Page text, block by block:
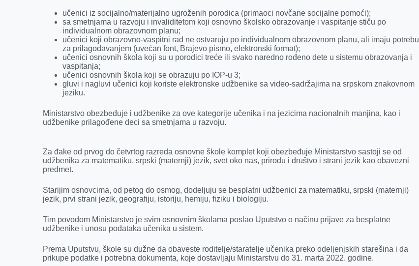
učenici iz socijalno/materijalno ugroženih porodica (primaoci novčane socijalne pomoći);
sa smetnjama u razvoju i invaliditetom koji osnovno školsko obrazovanje i vaspitanje stiču po
individualnom obrazovnom planu;
učenici koji obrazovno-vaspitni rad ne ostvaruju po individualnom obrazovnom planu, ali imaju potrebu
za prilagođavanjem (uvećan font, Brajevo pismo, elektronski format);
učenici osnovnih škola koji su u porodici treće ili svako naredno rođeno dete u sistemu obrazovanja i
vaspitanja;
učenici osnovnih škola koji se obrazuju po IOP-u 3;
gluvi i nagluvi učenici koji koriste elektronske udžbenike sa video-sadržajima na srpskom znakovnom
jeziku.
Ministarstvo obezbeđuje i udžbenike za ove kategorije učenika i na jezicima nacionalnih manjina, kao i
udžbenike prilagođene deci sa smetnjama u razvoju.
Za đake od prvog do četvrtog razreda osnovne škole komplet koji obezbeđuje Ministarstvo sastoji se od
udžbenika za matematiku, srpski (maternji) jezik, svet oko nas, prirodu i društvo i strani jezik kao obavezni
predmet.
Starijim osnovcima, od petog do osmog, dodeljuju se besplatni udžbenici za matematiku, srpski (maternji)
jezik, prvi strani jezik, geografiju, istoriju, hemiju, fiziku i biologiju.
Tim povodom Ministarstvo je svim osnovnim školama poslao Uputstvo o načinu prijave za besplatne
udžbenike i unosu podataka učenika u sistem.
Prema Uputstvu, škole su dužne da obaveste roditelje/staratelje učenika preko odeljenjskih starešina i da
prikupe podatke i potrebna dokumenta, koje dostavljaju Ministarstvu do 31. marta 2022. godine.